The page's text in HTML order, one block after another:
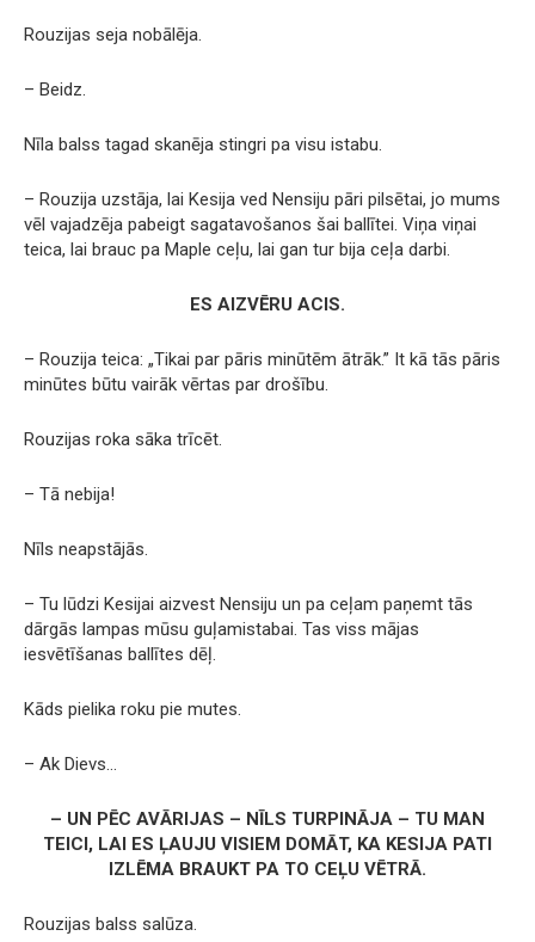
Rouzijas seja nobālēja.
– Beidz.
Nīla balss tagad skanēja stingri pa visu istabu.
– Rouzija uzstāja, lai Kesija ved Nensiju pāri pilsētai, jo mums
vēl vajadzēja pabeigt sagatavošanos šai ballītei. Viņa viņai
teica, lai brauc pa Maple ceļu, lai gan tur bija ceļa darbi.
ES AIZVĒRU ACIS.
– Rouzija teica: „Tikai par pāris minūtēm ātrāk.” It kā tās pāris
minūtes būtu vairāk vērtas par drošību.
Rouzijas roka sāka trīcēt.
– Tā nebija!
Nīls neapstājās.
– Tu lūdzi Kesijai aizvest Nensiju un pa ceļam paņemt tās
dārgās lampas mūsu guļamistabai. Tas viss mājas
iesvētīšanas ballītes dēļ.
Kāds pielika roku pie mutes.
– Ak Dievs…
– UN PĒC AVĀRIJAS – NĪLS TURPINĀJA – TU MAN
TEICI, LAI ES ĻAUJU VISIEM DOMĀT, KA KESIJA PATI
IZLĒMA BRAUKT PA TO CEĻU VĒTRĀ.
Rouzijas balss salūza.